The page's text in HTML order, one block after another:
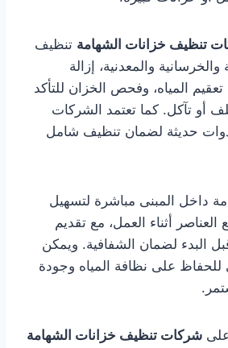
تنظيف خزانات الشهامة تنظيف
والخرسانية والمعدنية، إزالة
المياه، وفحص الخزان للتأكد
أو تآكل. كما تعتمد الشركات
حديثة لضمان تنظيف شامل
داخل المبنى مباشرة لتسهيل
العناصر أثناء العمل، مع تقديم
البدء لضمان الشفافية. ويمكن
على نظافة المياه وجودة
شركات تنظيف خزانات الشهامة